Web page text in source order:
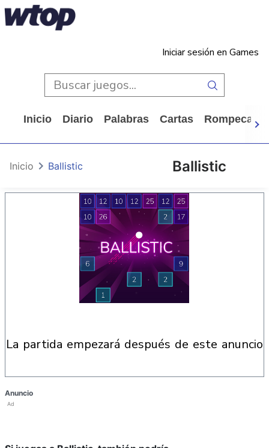
Iniciar sesión en Games
Inicio Diario Palabras Cartas
Ballistic
Inicio Ballistic
la partida empezará después de este anuncio
Anuncio
Ad